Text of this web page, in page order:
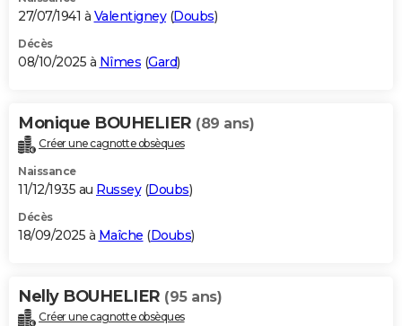
27/07/1941 à Valentigney(Doubs)
Décès
08/10/2025 à Nîmes (Gard)
Monique BOUHELIER (89 ans)
Créer une cagnotte obsèques
Naissance
11/12/1935 au Russey(Doubs)
Décès
18/09/2025 à Maîche (Doubs)
Nelly BOUHELIER (95 ans)
Créer une cagnotte obsèques